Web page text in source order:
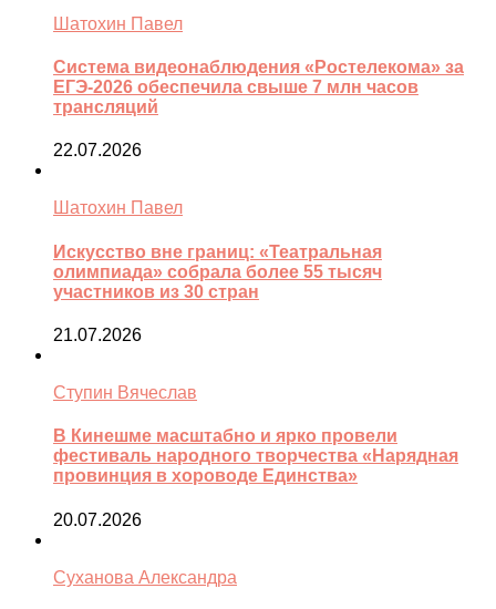
Шатохин Павел
Система видеонаблюдения «Ростелекома» за
ЕГЭ-2026 обеспечила свыше 7 млн часов
трансляций
22.07.2026
Шатохин Павел
Искусство вне границ: «Театральная
олимпиада» собрала более 55 тысяч
участников из 30 стран
21.07.2026
Ступин Вячеслав
В Кинешме масштабно и ярко провели
фестиваль народного творчества «Нарядная
провинция в хороводе Единства»
20.07.2026
Суханова Александра